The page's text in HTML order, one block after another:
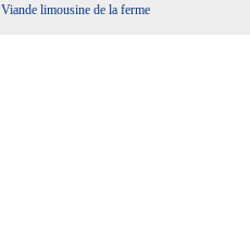
Viande limousine de la ferme